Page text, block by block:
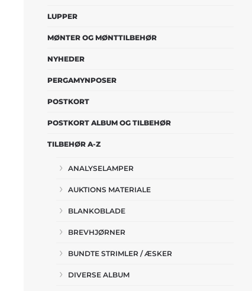
LUPPER
MØNTER OG MØNTTILBEHØR
NYHEDER
PERGAMYNPOSER
POSTKORT
POSTKORT ALBUM OG TILBEHØR
TILBEHØR A-Z
ANALYSELAMPER
AUKTIONS MATERIALE
BLANKOBLADE
BREVHJØRNER
BUNDTE STRIMLER / ÆSKER
DIVERSE ALBUM